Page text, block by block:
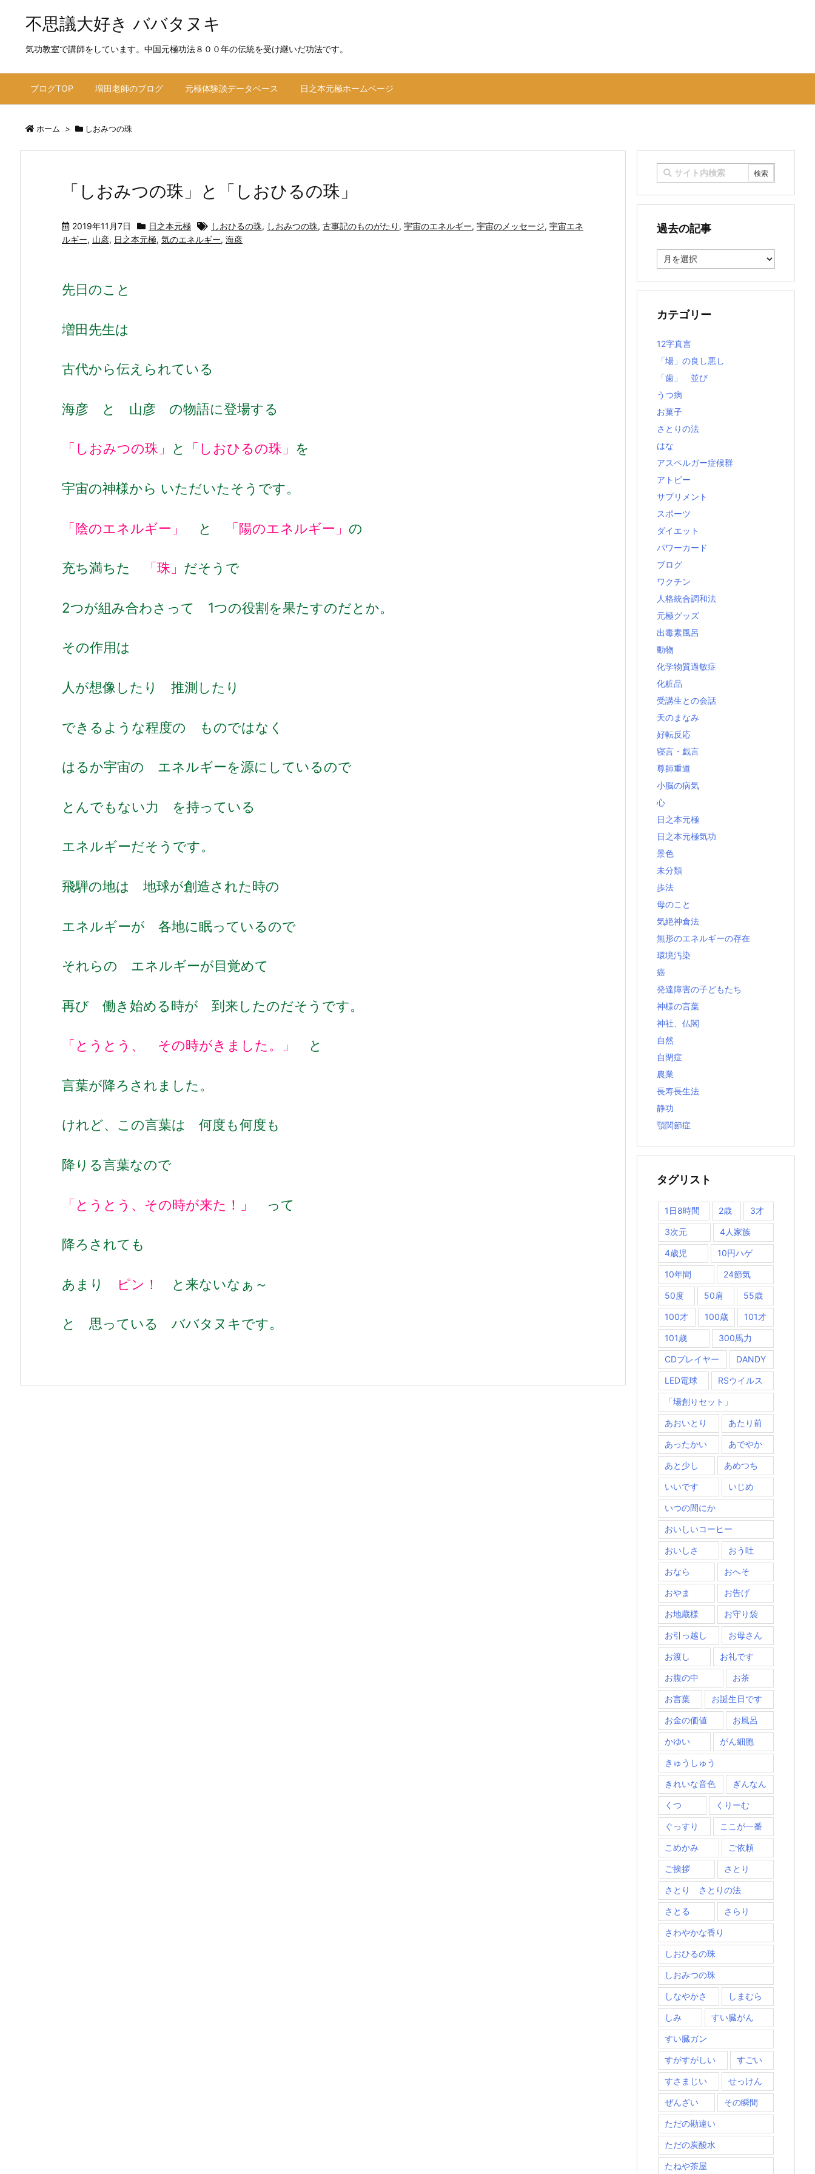
不思議大好き ババタヌキ
気功教室で講師をしています。中国元極功法８００年の伝統を受け継いだ功法です。
ブログTOP 増田老師のブログ 元極体験談データベース 日之本元極ホームページ
ホーム > しおみつの珠
「しおみつの珠」と「しおひるの珠」
2019年11月7日 日之本元極 しおひるの珠, しおみつの珠, 古事記のものがたり , 宇宙のエネルギー, 宇宙のメッセージ, 宇宙エネ
ルギー, 山彦, 日之本元極, 気のエネルギー, 海彦
先日のこと
増田先生は
古代から伝えられている
海彦 と 山彦 の物語に登場する
「しおみつの珠」 と 「しおひるの珠」 を
宇宙の神様から いただいたそうです。
「陰のエネルギー」 と 「陽のエネルギー」 の
充ち満ちた 「珠」 だそうで
2つが組み合わさって 1つの役割を果たすのだとか。
その作用は
人が想像したり 推測したり
できるような程度の ものではなく
はるか宇宙の エネルギーを源にしているので
とんでもない力 を持っている
エネルギーだそうです。
飛騨の地は 地球が創造された時の
エネルギーが 各地に眠っているので
それらの エネルギーが目覚めて
再び 働き始める時が 到来したのだそうです。
「とうとう、 その時がきました。」 と
言葉が降ろされました。
けれど、この言葉は 何度も何度も
降りる言葉なので
「とうとう、その時が来た！」 って
降ろされても
あまり ピン！ と来ないなぁ～
と 思っている ババタヌキです。
過去の記事
去
記
カテゴリー
12字真言
「場」の良し悪し
「歯」 並び
うつ病
お菓子
さとりの法
はな
アスペルガー症候群
アトピー
サプリメント
スポーツ
ダイエット
パワーカード
ブログ
ワクチン
人格統合調和法
元極グッズ
出毒素風呂
動物
化学物質過敏症
化粧品
受講生との会話
天のまなみ
好転反応
寝言・戯言
尊師重道
小脳の病気
心
日之本元極
日之本元極気功
景色
未分類
歩法
母のこと
気絶神倉法
無形のエネルギーの存在
環境汚染
癌
発達障害の子どもたち
神様の言葉
神社、仏閣
自然
自閉症
農業
長寿長生法
静功
顎関節症
タグリスト
1日8時間 2歳 3才
3次元 4人家族
4歳児 10円ハゲ
10年間 24節気
50度 50肩 55歳
100才 100歳 101才
101歳 300馬力
CDプレイヤー DANDY
LED電球 RSウイルス
「場創りセット」
あおいとり あたり前
あったかい あでやか
あと少し あめつち
いいです いじめ
いつの間にか
おいしいコーヒー
おいしさ おう吐
おなら おへそ
おやま お告げ
お地蔵様 お守り袋
お引っ越し お母さん
お渡し お礼です
お腹の中 お茶
お言葉 お誕生日です
お金の価値 お風呂
かゆい がん細胞
きゅうしゅう
きれいな音色 ぎんなん
くつ くりーむ
ぐっすり ここが一番
こめかみ ご依頼
ご挨拶 さとり
さとり さとりの法
さとる さらり
さわやかな香り
しおひるの珠
しおみつの珠
しなやかさ しまむら
しみ すい臓がん
すい臓ガン
すがすがしい すごい
すさまじい せっけん
ぜんざい その瞬間
ただの勘違い
ただの炭酸水
たねや茶屋